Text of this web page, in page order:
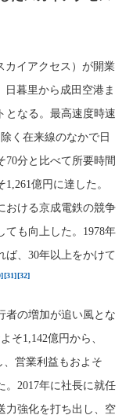
カイアクセス）が開業
日暮里から成田空港ま
となる。最高速度時速
く在来線のなかで日
70分と比べて所要時間
億円に達した。
おける京成電鉄の競争
ても向上した。1978年
ば、30年以上をかけて
[31][32]
者の増加が追い風とな
そ1,142億円から、
、営業利益もおよそ
。2017年に社長に就任
力強化を打ち出し、空